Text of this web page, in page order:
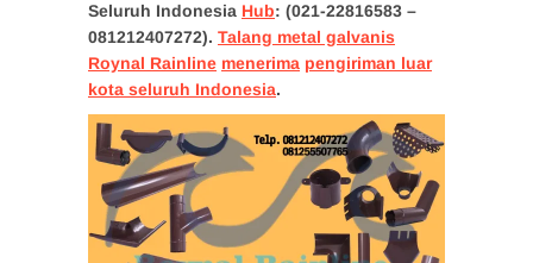
Seluruh Indonesia Hub: (021-22816583 –
081212407272). Talang metal galvanis
Roynal Rainline menerima pengiriman luar
kota seluruh Indonesia.